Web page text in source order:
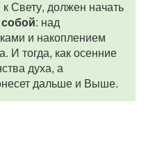
Свету, должен начать
: над
и накоплением
И тогда, как осенние
духа, а
дальше и Выше.